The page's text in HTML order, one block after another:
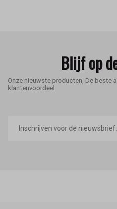
Blijf op
Onze nieuwste producten, De beste
klantenvoordeel
mailadres